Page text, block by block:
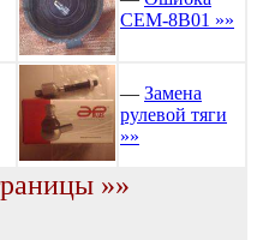
CEM-8B01 »»
— Замена
рулевой тяги
»»
»»